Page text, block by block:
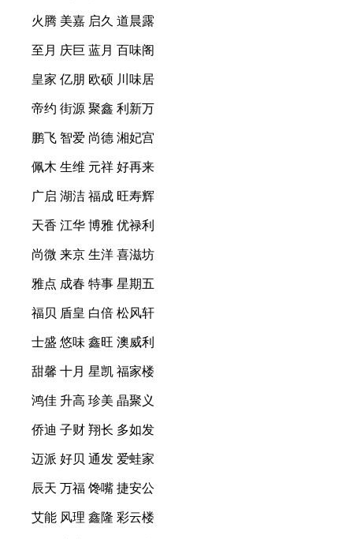
火腾 美嘉 启久 道晨露
至月 庆巨 蓝月 百味阁
皇家 亿朋 欧硕 川味居
帝约 街源 聚鑫 利新万
鹏飞 智爱 尚德 湘妃宫
佩木 生维 元祥 好再来
广启 湖洁 福成 旺寿辉
天香 江华 博雅 优禄利
尚微 来京 生洋 喜滋坊
雅点 成春 特事 星期五
福贝 盾皇 白倍 松风轩
士盛 悠味 鑫旺 澳威利
甜馨 十月 星凯 福家楼
鸿佳 升高 珍美 晶聚义
侨迪 子财 翔长 多如发
迈派 好贝 通发 爱蛙家
辰天 万福 馋嘴 捷安公
艾能 风理 鑫隆 彩云楼